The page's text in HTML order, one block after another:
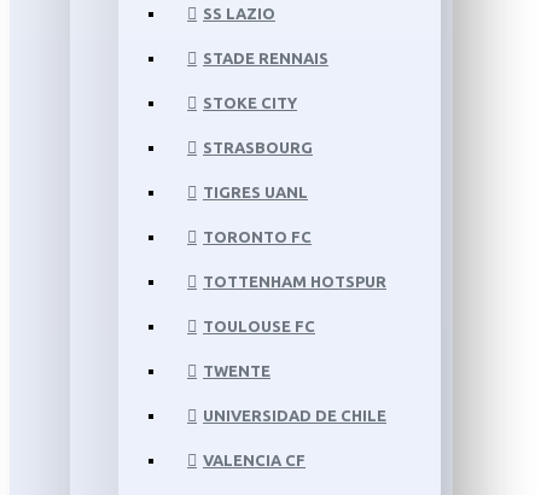
SS LAZIO
STADE RENNAIS
STOKE CITY
STRASBOURG
TIGRES UANL
TORONTO FC
TOTTENHAM HOTSPUR
TOULOUSE FC
TWENTE
UNIVERSIDAD DE CHILE
VALENCIA CF